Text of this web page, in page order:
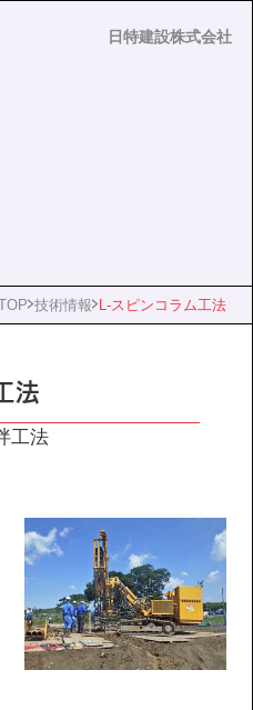
日特建設株式会社
日特建設株式会社
技術情報 L-スピンコラム工法
法
工法